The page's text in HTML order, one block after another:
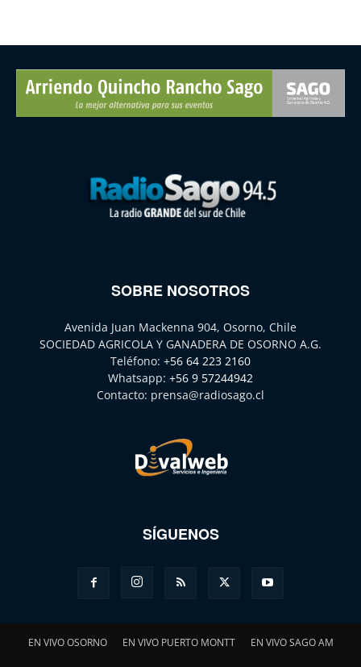
SOBRE NOSOTROS
Avenida Juan Mackenna 904, Osorno, Chile
SOCIEDAD AGRICOLA Y GANADERA DE OSORNO A.G.
Teléfono: +56 64 223 2160
Whatsapp: +56 9 57244942
Contacto: prensa@radiosago.cl
SÍGUENOS
EN VIVO OSORNO EN VIVO PUERTO MONTT EN VIVO SAGO AM